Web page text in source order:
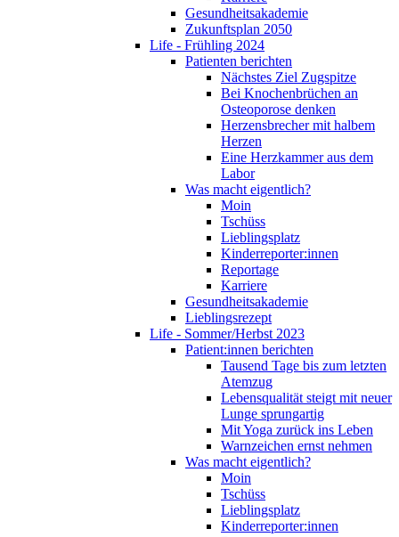
Gesundheitsakademie
Zukunftsplan 2050
Life - Frühling 2024
Patienten berichten
Nächstes Ziel Zugspitze
Bei Knochenbrüchen an
Osteoporose denken
Herzensbrecher mit halbem
Herzen
Eine Herzkammer aus dem
Labor
Was macht eigentlich?
Moin
Tschüss
Lieblingsplatz
Kinderreporter:innen
Reportage
Karriere
Gesundheitsakademie
Lieblingsrezept
Life - Sommer/Herbst 2023
Patient:innen berichten
Tausend Tage bis zum letzten
Atemzug
Lebensqualität steigt mit neuer
Lunge sprungartig
Mit Yoga zurück ins Leben
Warnzeichen ernst nehmen
Was macht eigentlich?
Moin
Tschüss
Lieblingsplatz
Kinderreporter:innen